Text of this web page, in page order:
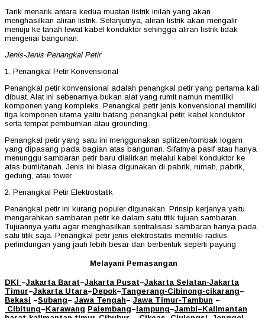
Tarik menarik antara kedua muatan listrik inilah yang akan
menghasilkan aliran listrik. Selanjutnya, aliran listrik akan mengalir
menuju ke tanah lewat kabel konduktor sehingga aliran listrik tidak
mengenai bangunan.
Jenis-Jenis Penangkal Petir
1. Penangkal Petir Konvensional
Penangkal petir konvensional adalah penangkal petir yang pertama kali
dibuat. Alat ini sebenarnya bukan alat yang rumit namun memiliki
komponen yang kompleks. Penangkal petir jenis konvensional memiliki
tiga komponen utama yaitu batang penangkal petir, kabel konduktor
serta tempat pembumian atau grounding.
Penangkal petir yang satu ini menggunakan splitzen/tombak logam
yang dipasang pada bagian atas bangunan. Sifatnya pasif atau hanya
menunggu sambaran petir baru dialirkan melalui kabel konduktor ke
atas bumi/tanah. Jenis ini biasa digunakan di pabrik, rumah, pabrik,
gedung, atau tower.
2. Penangkal Petir Elektrostatik
Penangkal petir ini kurang populer digunakan. Prinsip kerjanya yaitu
mengarahkan sambaran petir ke dalam satu titik tujuan sambaran.
Tujuannya yaitu agar menghasilkan sentralisasi sambaran hanya pada
satu titik saja. Penangkal petir jenis elektrostatis memiliki radius
perlindungan yang jauh lebih besar dan berbentuk seperti payung
Melayani Pemasangan
DKI –Jakarta Barat–Jakarta Pusat–Jakarta Selatan-Jakarta
Timur–Jakarta Utara–Depok–Tangerang-Cibinong-cikarang–
Bekasi –Subang– Jawa Tengah– Jawa Timur-Tambun –
Cibitung–Karawang Palembang–lampung–Jambi–Kalimantan